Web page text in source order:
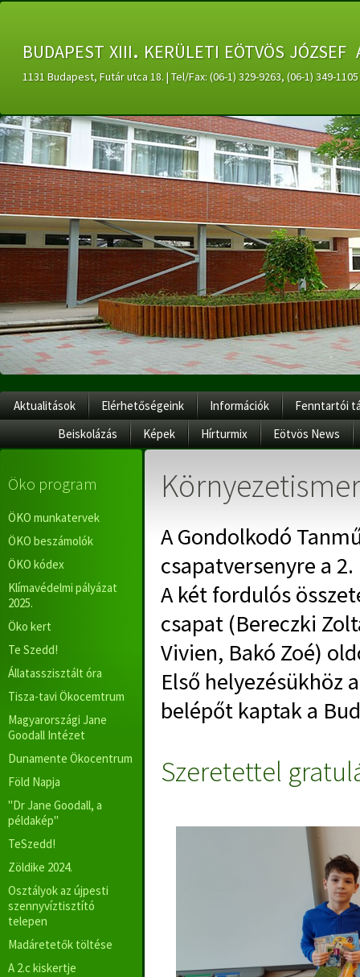
budapest xiii. kerületi eötvös
1131 Budapest, Futár utca 18. | Tel/Fax: (06-1) 329-9263, (06-1) 349-
Aktualitások Elérhetőségeink Információk
Fenntartói
Beiskolázás
Képek Hírturmix Eötvös News
Öko program
ÖKO munkatervek
ÖKO beszámolók
ÖKO kódex
Klímavédelmi pályázat
2025.
Öko kert
Te Szedd!
Állatasszisztált óra
Tisza-tavi Ökocemtrum
Magyarországi Jane
Goodall Intézet
Dunamente Ökocentrum
Föld Napja
"Dr Jane Goodall, a
példakép"
TeSzedd!
Zöldike 2024.
Osztályok az újpesti
szennyvíztisztító
telepen
Madáretetők töltése
A 2.c kiskertje
A Gondolkodó
csapatversenyre a
A két fordulós
csapat (Bereczki
Vivien, Bakó Zoé)
Első helyezésükhöz
belépőt kaptak a
Szeretettel